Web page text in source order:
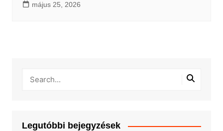
május 25, 2026
Legutóbbi bejegyzések